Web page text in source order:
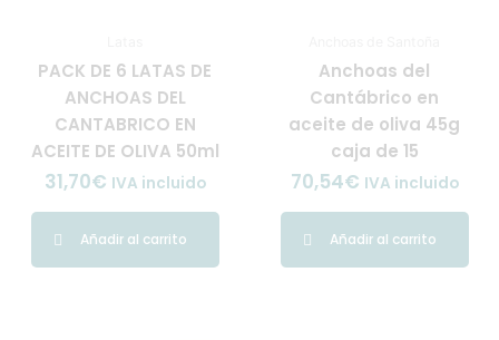
PACK DE 6 LATAS DE
ANCHOAS DEL
CANTABRICO EN
ACEITE DE OLIVA 50ml
31,70€ IVA incluido
Añadir al carrito
Anchoas del
Cantábrico en
aceite de oliva 45g
caja de 15
70,54€ IVA incluido
Añadir al carrito